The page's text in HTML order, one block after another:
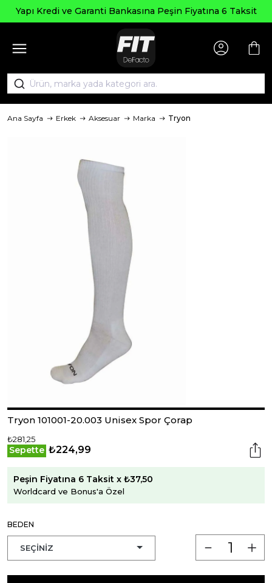
ve Garanti Bankasına Peşin Fiyatına 6 Taksit
Ana Sayfa Erkek Aksesuar Marka Tryon
Tryon 101001-20.003 Unisex Spor Çorap
₺281,25
Sepette ₺224,99
Peşin Fiyatına 6 Taksit x ₺37,50
Worldcard ve Bonus'a Özel
BEDEN